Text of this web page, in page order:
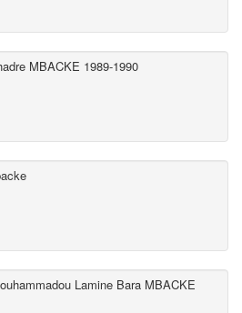
MBACKE 1989-1990
Lamine Bara MBACKE